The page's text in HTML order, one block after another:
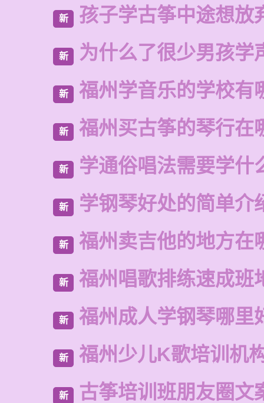
新 孩子学古筝中途想放
新 为什么了很少男孩学
新 福州学音乐的学校有
新 福州买古筝的琴行在
新 学通俗唱法需要学什
新 学钢琴好处的简单介
新 福州卖吉他的地方在
新 福州唱歌排练速成班
新 福州成人学钢琴哪里
新 福州少儿K歌培训机
新 古筝培训班朋友圈文